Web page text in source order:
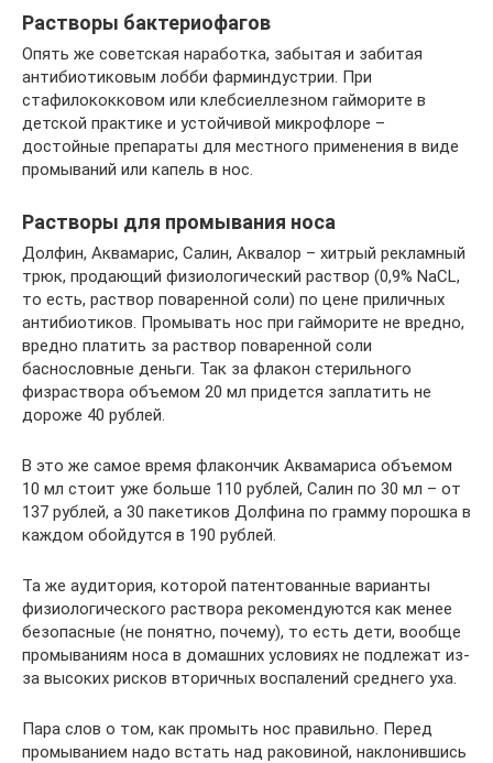
Растворы бактериофагов
Опять же советская наработка, забытая и забитая
антибиотиковым лобби фарминдустрии. При
стафилококковом или клебсиеллезном гайморите в
детской практике и устойчивой микрофлоре –
достойные препараты для местного применения в виде
промываний или капель в нос.
Растворы для промывания носа
Долфин, Аквамарис, Салин, Аквалор – хитрый рекламный
трюк, продающий физиологический раствор (0,9% NaCL,
то есть, раствор поваренной соли) по цене приличных
антибиотиков. Промывать нос при гайморите не вредно,
вредно платить за раствор поваренной соли
баснословные деньги. Так за флакон стерильного
физраствора объемом 20 мл придется заплатить не
дороже 40 рублей.
В это же самое время флакончик Аквамариса объемом
10 мл стоит уже больше 110 рублей, Салин по 30 мл – от
137 рублей, а 30 пакетиков Долфина по грамму порошка в
каждом обойдутся в 190 рублей.
Та же аудитория, которой патентованные варианты
физиологического раствора рекомендуются как менее
безопасные (не понятно, почему), то есть дети, вообще
промываниям носа в домашних условиях не подлежат из-
за высоких рисков вторичных воспалений среднего уха.
Пара слов о том, как промыть нос правильно. Перед
промыванием надо встать над раковиной, наклонившись